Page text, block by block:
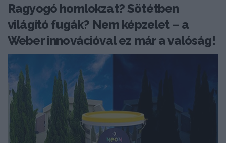
Ragyogó homlokzat? Sötétben
világító fugák? Nem képzelet – a
Weber innovációval ez már a valóság!